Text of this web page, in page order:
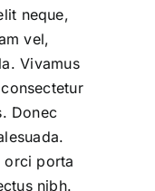
neque,
vel,
Vivamus
Donec
orci porta
nibh.